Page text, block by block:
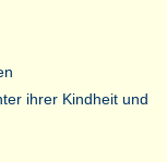
ihrer Kindheit und